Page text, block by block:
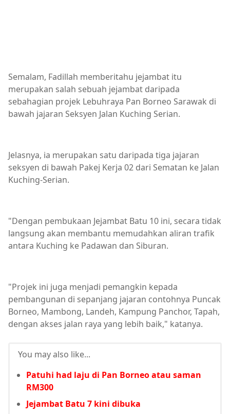
Semalam, Fadillah memberitahu jejambat itu
merupakan salah sebuah jejambat daripada
sebahagian projek Lebuhraya Pan Borneo Sarawak di
bawah jajaran Seksyen Jalan Kuching Serian.
Jelasnya, ia merupakan satu daripada tiga jajaran
seksyen di bawah Pakej Kerja 02 dari Sematan ke Jalan
Kuching-Serian.
"Dengan pembukaan Jejambat Batu 10 ini, secara tidak
langsung akan membantu memudahkan aliran trafik
antara Kuching ke Padawan dan Siburan.
"Projek ini juga menjadi pemangkin kepada
pembangunan di sepanjang jajaran contohnya Puncak
Borneo, Mambong, Landeh, Kampung Panchor, Tapah,
dengan akses jalan raya yang lebih baik," katanya.
You may also like...
Patuhi had laju di Pan Borneo atau saman
RM300
Jejambat Batu 7 kini dibuka